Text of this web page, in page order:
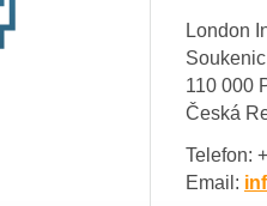
London
110 000
Česká
Telefon:
Email: